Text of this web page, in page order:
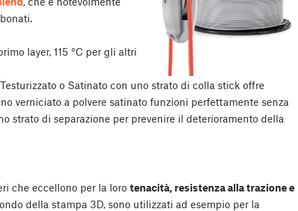
layer, 115 °C per gli altri
o Satinato con uno strato di colla stick offre
verniciato a polvere satinato funzioni perfettamente senza
strato di separazione per prevenire il deterioramento della
che eccellono per la loro tenacità, resistenza alla trazione e
della stampa 3D, sono utilizzati ad esempio per la